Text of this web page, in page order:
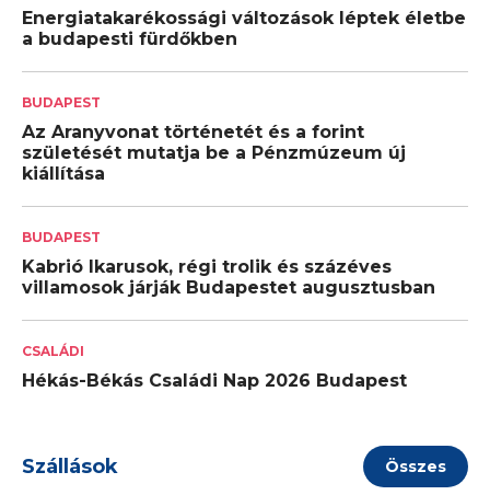
Energiatakarékossági változások léptek életbe
a budapesti fürdőkben
BUDAPEST
Az Aranyvonat történetét és a forint
születését mutatja be a Pénzmúzeum új
kiállítása
BUDAPEST
Kabrió Ikarusok, régi trolik és százéves
villamosok járják Budapestet augusztusban
CSALÁDI
Hékás-Békás Családi Nap 2026 Budapest
Szállások Összes